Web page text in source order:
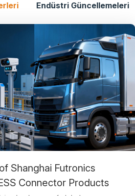
Endüstri Güncellemeleri
Shanghai Futronics
Connector Products